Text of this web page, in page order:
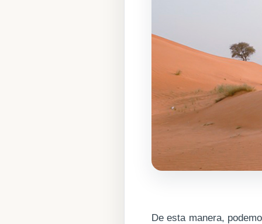
De esta manera,